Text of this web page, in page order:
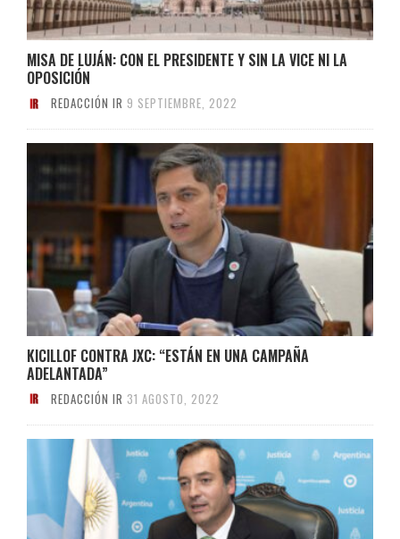
MISA DE LUJÁN: CON EL PRESIDENTE Y SIN LA VICE NI LA
OPOSICIÓN
REDACCIÓN IR 9 SEPTIEMBRE, 2022
KICILLOF CONTRA JXC: “ESTÁN EN UNA CAMPAÑA
ADELANTADA”
REDACCIÓN IR 31 AGOSTO, 2022